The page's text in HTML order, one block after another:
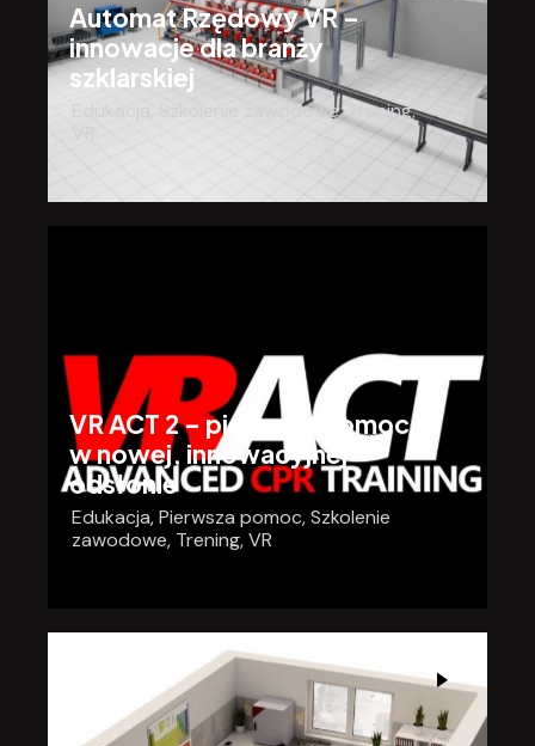
Automat Rzędowy VR –
innowacje dla branży
szklarskiej
Szkolenie zawodowe, Trening,
VR ACT 2 – pierwsza pomoc
w nowej, innowacyjnej
odsłonie
Edukacja,Pierwsza pomoc,Szkolenie
zawodowe, Trening,VR